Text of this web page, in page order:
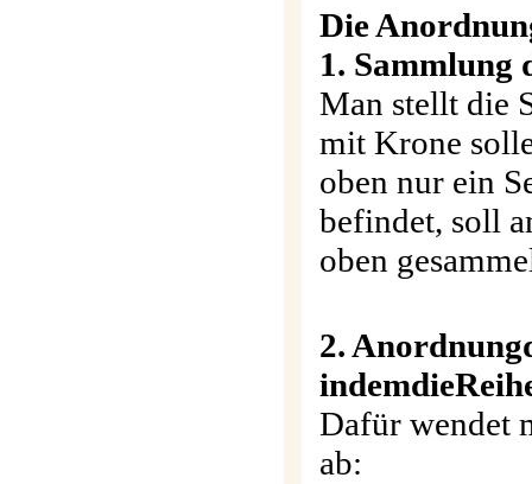
Die
1. Sammlung
Man stellt die
mit Krone
oben nur ein
befindet, soll
oben
2. Anordnung
indemdie
Dafür wendet
ab: